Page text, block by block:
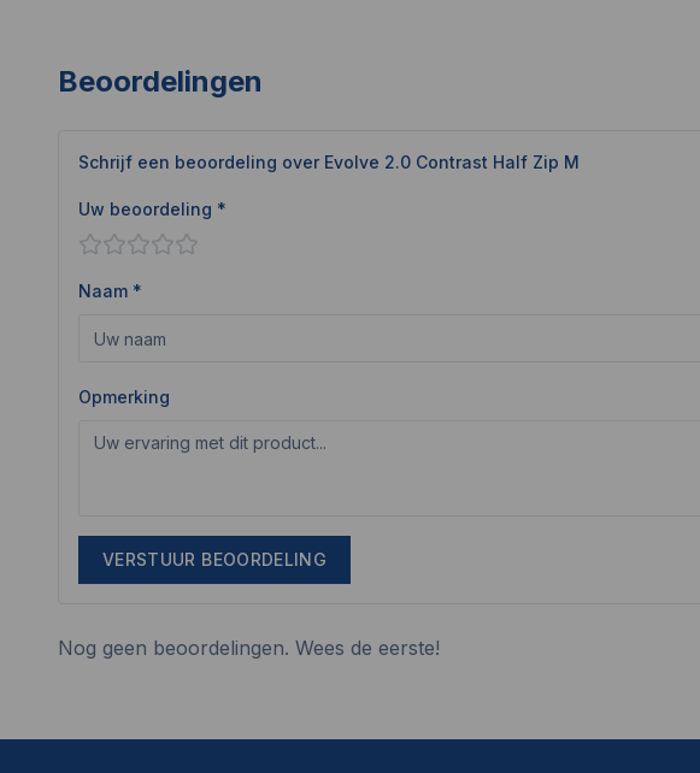
Beoordelingen
Schrijf een beoordeling over Evolve 2.0 Contrast Half Zip M
Uw beoordeling *
Naam *
Opmerking
VERSTUUR BEOORDELING
Nog geen beoordelingen. Wees de eerste!